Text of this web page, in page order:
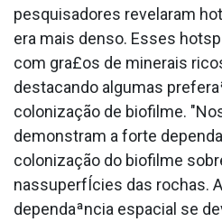
pesquisadores revelaram
era mais denso. Esses
com gra£os de minerais
destacando algumas
colonização de biofilme.
demonstram a forte
colonização do biofilme
nassuperfÍcies das rochas.
dependaªncia espacial se